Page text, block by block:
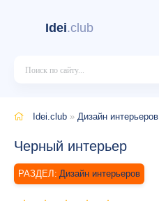
Idei.club
Idei.club » Дизайн интерьеров
Черный интерьер
Дизайн интерьеров